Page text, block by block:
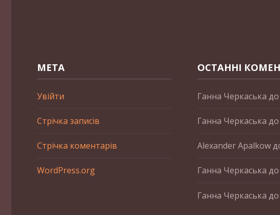
МЕТА
Увійти
Стрічка записів
Стрічка коментарів
WordPress.org
ОСТАННІ
Ганна Черкаська до
Ганна Черкаська до
Alexander Apalkow
Ганна Черкаська до
Ганна Черкаська до